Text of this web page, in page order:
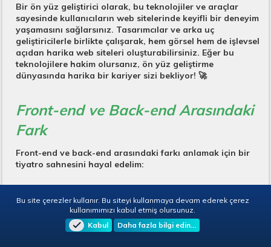
Bir ön yüz geliştirici olarak, bu teknolojiler ve araçlar
sayesinde kullanıcıların web sitelerinde keyifli bir deneyim
yaşamasını sağlarsınız. Tasarımcılar ve arka uç
geliştiricilerle birlikte çalışarak, hem görsel hem de işlevsel
açıdan harika web siteleri oluşturabilirsiniz. Eğer bu
teknolojilere hakim olursanız, ön yüz geliştirme
dünyasında harika bir kariyer sizi bekliyor! 🚀
Front-end ve Back-end Arasındaki
Fark
Front-end ve back-end arasındaki farkı anlamak için bir
tiyatro sahnesini hayal edelim:
Sahne (Front-End):Seyircilerin gördüğü her şeydir.
Sahne tasarımı, kostümler, aydınlatma, oyuncuların
performansı… Yani, izleyicinin deneyimlediği kısım.
Sahne Arkası (Back-End):Sahne arkasında olan her
Bu site çerezler kullanır. Bu siteyi kullanmaya devam ederek çerez
kullanımımızı kabul etmiş olursunuz.
Kabul
Daha fazla bilgi edin…